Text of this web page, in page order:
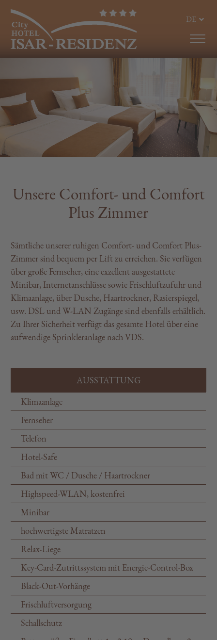
DE
EN
Unsere Comfort- und Comfort
Plus Zimmer
Sämtliche unserer ruhigen Comfort- und Comfort Plus-
Zimmer sind bequem per Lift zu erreichen. Sie verfügen
über große Fernseher, eine exzellent ausgestattete
Minibar, Internetanschlüsse sowie Frischluftzufuhr und
Klimaanlage, über Dusche, Haartrockner, Rasierspiegel,
usw. DSL und W-LAN Zugänge sind ebenfalls erhältlich.
Zu Ihrer Sicherheit verfügt das gesamte Hotel über eine
aufwendige Sprinkleranlage nach VDS.
AUSSTATTUNG
Klimaanlage
Fernseher
Telefon
Hotel-Safe
Bad mit WC / Dusche / Haartrockner
Highspeed-WLAN, kostenfrei
Minibar
hochwertigste Matratzen
Relax-Liege
Key-Card-Zutrittssystem mit Energie-Control-Box
Black-Out-Vorhänge
Frischluftversorgung
Schallschutz